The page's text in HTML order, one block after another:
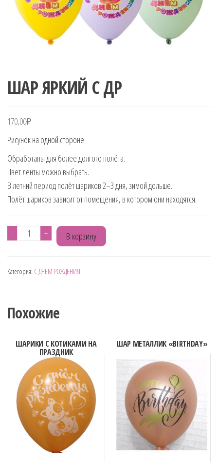
ШАР ЯРКИЙ С ДР
170,00₽
Рисунок на одной стороне
Обработаны для более долгого полёта.
Цвет ленты можно выбрать.
В летний период полёт шариков 2–3 дня, зимой дольше.
Полёт шариков зависит от помещения, в котором они находятся.
-
Количество
ЯРКИЙ
+ В корзину
Категория: С ДНЁМ РОЖДЕНИЯ
Похожие
ШАРИКИ С КОТИКАМИ НА
ПРАЗДНИК
ШАР МЕТАЛЛИК «BIRTHDAY»